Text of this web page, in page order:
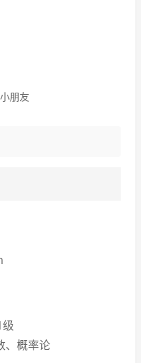
朋友
、概率论